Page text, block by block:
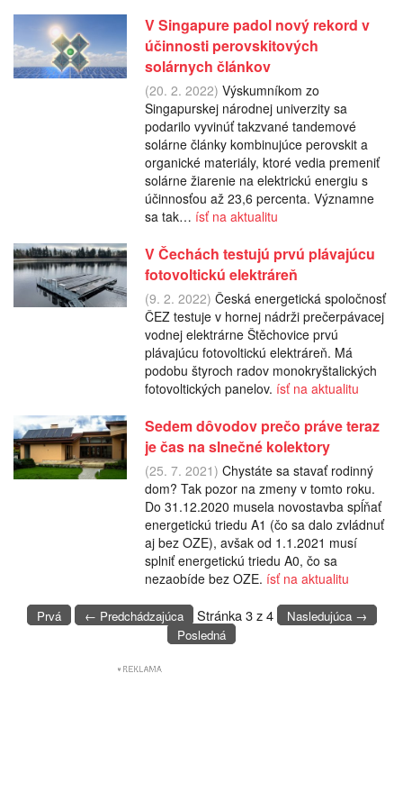
V Singapure padol nový rekord v
účinnosti perovskitových
solárnych článkov
(20. 2. 2022) Výskumníkom zo
Singapurskej národnej univerzity sa
podarilo vyvinúť takzvané tandemové
solárne články kombinujúce perovskit a
organické materiály, ktoré vedia premeniť
solárne žiarenie na elektrickú energiu s
účinnosťou až 23,6 percenta. Významne
sa tak… ísť na aktualitu
V Čechách testujú prvú plávajúcu
fotovoltickú elektráreň
(9. 2. 2022) Česká energetická spoločnosť
ČEZ testuje v hornej nádrži prečerpávacej
vodnej elektrárne Štěchovice prvú
plávajúcu fotovoltickú elektráreň. Má
podobu štyroch radov monokryštalických
fotovoltických panelov. ísť na aktualitu
Sedem dôvodov prečo práve teraz
je čas na slnečné kolektory
(25. 7. 2021) Chystáte sa stavať rodinný
dom? Tak pozor na zmeny v tomto roku.
Do 31.12.2020 musela novostavba spĺňať
energetickú triedu A1 (čo sa dalo zvládnuť
aj bez OZE), avšak od 1.1.2021 musí
splniť energetickú triedu A0, čo sa
nezaobíde bez OZE. ísť na aktualitu
Prvá ← Predchádzajúca Stránka 3 z 4
Nasledujúca →
Posledná